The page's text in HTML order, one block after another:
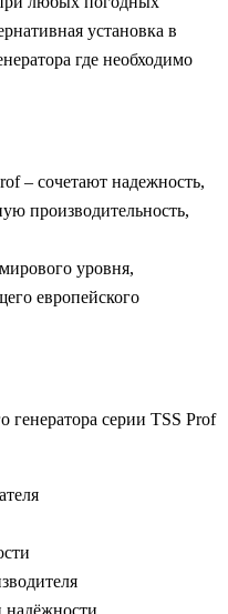
установка в
где необходимо
– сочетают надежность,
производительность,
уровня,
европейского
генератора серии TSS Prof